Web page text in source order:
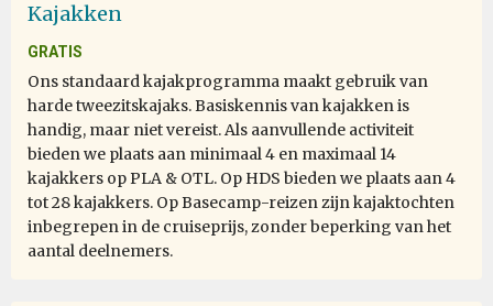
Kajakken
GRATIS
Ons standaard kajakprogramma maakt gebruik van
harde tweezitskajaks. Basiskennis van kajakken is
handig, maar niet vereist. Als aanvullende activiteit
bieden we plaats aan minimaal 4 en maximaal 14
kajakkers op PLA & OTL. Op HDS bieden we plaats aan 4
tot 28 kajakkers. Op Basecamp-reizen zijn kajaktochten
inbegrepen in de cruiseprijs, zonder beperking van het
aantal deelnemers.